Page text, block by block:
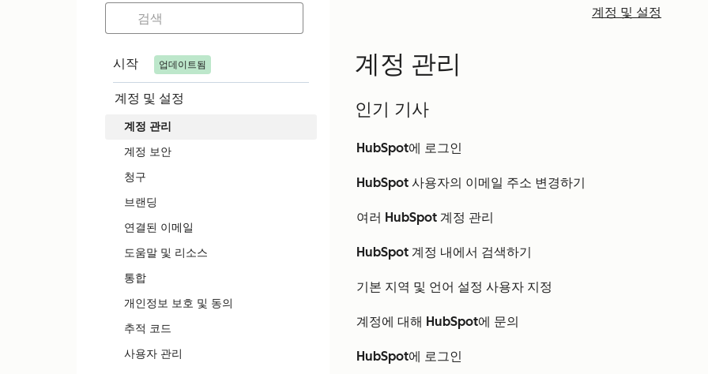
시작 업데이트됨
계정 및 설정
계정 관리
계정 보안
청구
브랜딩
연결된 이메일
도움말 및 리소스
통합
개인정보 보호 및 동의
추적 코드
사용자 관리
계정 및 설정
계정 관리
인기 기사
HubSpot에 로그인
HubSpot 사용자의 이메일 주소 변경하기
여러 HubSpot 계정 관리
HubSpot 계정 내에서 검색하기
기본 지역 및 언어 설정 사용자 지정
계정에 대해 HubSpot에 문의
HubSpot에 로그인